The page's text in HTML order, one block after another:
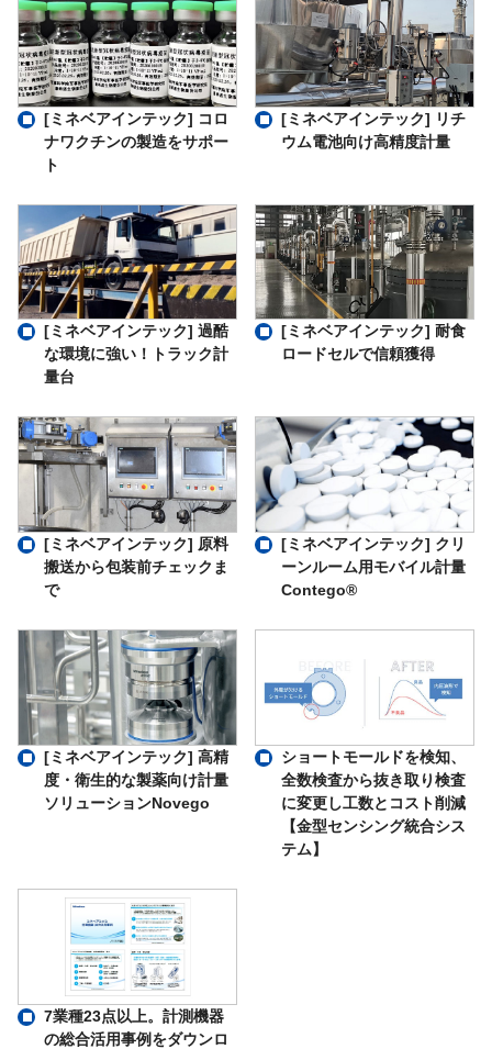
[ミネベアインテック] コロ
ナワクチンの製造をサポー
ト
[ミネベアインテック] リチ
ウム電池向け高精度計量
[ミネベアインテック] 過酷
な環境に強い！トラック計
量台
[ミネベアインテック] 耐食
ロードセルで信頼獲得
[ミネベアインテック] 原料
搬送から包装前チェックま
で
[ミネベアインテック] クリ
ーンルーム用モバイル計量
Contego®
[ミネベアインテック] 高精
度・衛生的な製薬向け計量
ソリューションNovego
ショートモールドを検知、
全数検査から抜き取り検査
に変更し工数とコスト削減
【金型センシング統合シス
テム】
7業種23点以上。計測機器
の総合活用事例をダウンロ